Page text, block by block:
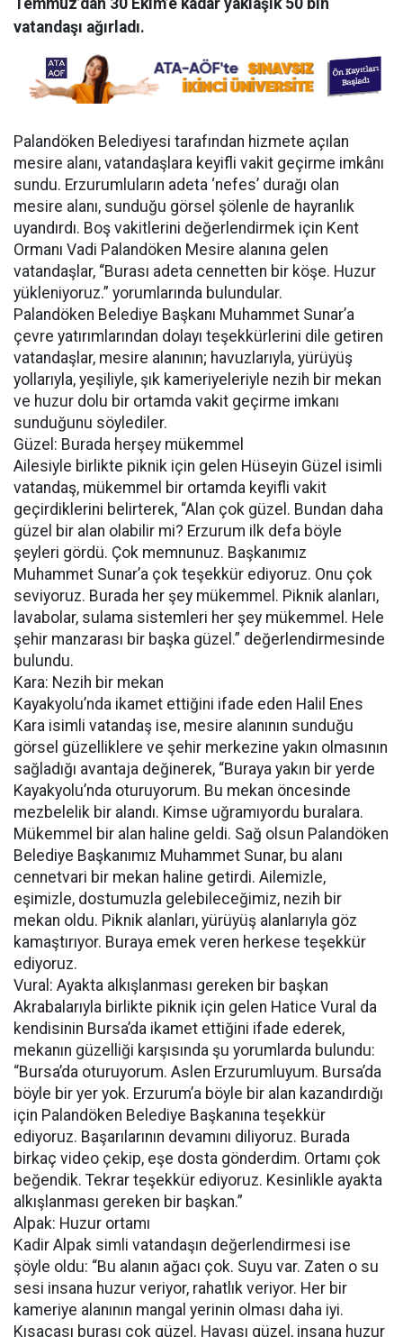
Temmuz’dan 30 Ekim’e kadar yaklaşık 50 bin
vatandaşı ağırladı.
Palandöken Belediyesi tarafından hizmete açılan
mesire alanı, vatandaşlara keyifli vakit geçirme imkânı
sundu. Erzurumluların adeta ‘nefes’ durağı olan
mesire alanı, sunduğu görsel şölenle de hayranlık
uyandırdı. Boş vakitlerini değerlendirmek için Kent
Ormanı Vadi Palandöken Mesire alanına gelen
vatandaşlar, “Burası adeta cennetten bir köşe. Huzur
yükleniyoruz.” yorumlarında bulundular.
Palandöken Belediye Başkanı Muhammet Sunar’a
çevre yatırımlarından dolayı teşekkürlerini dile getiren
vatandaşlar, mesire alanının; havuzlarıyla, yürüyüş
yollarıyla, yeşiliyle, şık kameriyeleriyle nezih bir mekan
ve huzur dolu bir ortamda vakit geçirme imkanı
sunduğunu söylediler.
Güzel: Burada herşey mükemmel
Ailesiyle birlikte piknik için gelen Hüseyin Güzel isimli
vatandaş, mükemmel bir ortamda keyifli vakit
geçirdiklerini belirterek, “Alan çok güzel. Bundan daha
güzel bir alan olabilir mi? Erzurum ilk defa böyle
şeyleri gördü. Çok memnunuz. Başkanımız
Muhammet Sunar’a çok teşekkür ediyoruz. Onu çok
seviyoruz. Burada her şey mükemmel. Piknik alanları,
lavabolar, sulama sistemleri her şey mükemmel. Hele
şehir manzarası bir başka güzel.” değerlendirmesinde
bulundu.
Kara: Nezih bir mekan
Kayakyolu’nda ikamet ettiğini ifade eden Halil Enes
Kara isimli vatandaş ise, mesire alanının sunduğu
görsel güzelliklere ve şehir merkezine yakın olmasının
sağladığı avantaja değinerek, “Buraya yakın bir yerde
Kayakyolu’nda oturuyorum. Bu mekan öncesinde
mezbelelik bir alandı. Kimse uğramıyordu buralara.
Mükemmel bir alan haline geldi. Sağ olsun Palandöken
Belediye Başkanımız Muhammet Sunar, bu alanı
cennetvari bir mekan haline getirdi. Ailemizle,
eşimizle, dostumuzla gelebileceğimiz, nezih bir
mekan oldu. Piknik alanları, yürüyüş alanlarıyla göz
kamaştırıyor. Buraya emek veren herkese teşekkür
ediyoruz.
Vural: Ayakta alkışlanması gereken bir başkan
Akrabalarıyla birlikte piknik için gelen Hatice Vural da
kendisinin Bursa’da ikamet ettiğini ifade ederek,
mekanın güzelliği karşısında şu yorumlarda bulundu:
“Bursa’da oturuyorum. Aslen Erzurumluyum. Bursa’da
böyle bir yer yok. Erzurum’a böyle bir alan kazandırdığı
için Palandöken Belediye Başkanına teşekkür
ediyoruz. Başarılarının devamını diliyoruz. Burada
birkaç video çekip, eşe dosta gönderdim. Ortamı çok
beğendik. Tekrar teşekkür ediyoruz. Kesinlikle ayakta
alkışlanması gereken bir başkan.”
Alpak: Huzur ortamı
Kadir Alpak simli vatandaşın değerlendirmesi ise
şöyle oldu: “Bu alanın ağacı çok. Suyu var. Zaten o su
sesi insana huzur veriyor, rahatlık veriyor. Her bir
kameriye alanının mangal yerinin olması daha iyi.
Kısacası burası çok güzel. Havası güzel, insana huzur